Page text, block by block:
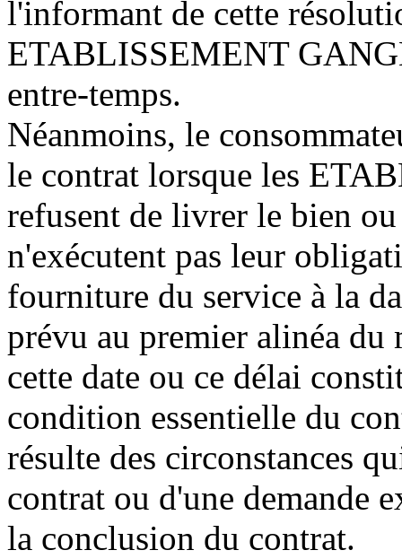
l'informant de cette
ETABLISSEMENT
entre-temps.
Néanmoins, le
le contrat lorsque les
refusent de livrer le bien
n'exécutent pas leur
fourniture du service à la
prévu au premier alinéa
cette date ou ce délai
condition essentielle du
résulte des circonstances
contrat ou d'une demande
la conclusion du contrat.